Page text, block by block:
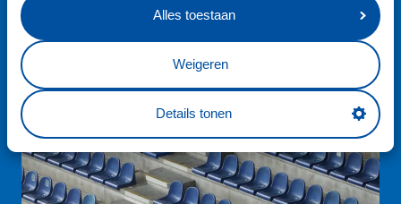
Alles toestaan
Weigeren
Details tonen